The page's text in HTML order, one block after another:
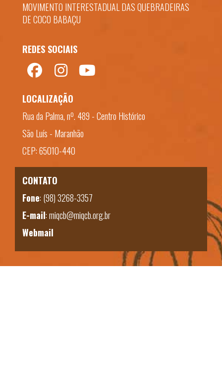
MOVIMENTO INTERESTADUAL DAS QUEBRADEIRAS
DE COCO BABAÇU
REDES SOCIAIS
LOCALIZAÇÃO
Rua da Palma, nº. 489 - Centro Histórico
São Luís - Maranhão
CEP: 65010-440
CONTATO
Fone: (98) 3268-3357
E-mail:miqcb@miqcb.org.br
Webmail